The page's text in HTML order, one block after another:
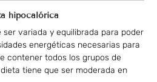
hipocalórica
ser variada y equilibrada para poder
energéticas necesarias para
contener todos los grupos de
tiene que ser moderada en